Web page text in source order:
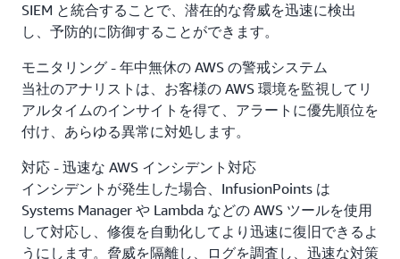
SIEM と統合することで、潜在的な脅威を迅速に検出
し、予防的に防御することができます。
モニタリング - 年中無休の AWS の警戒システム
当社のアナリストは、お客様の AWS 環境を監視してリ
アルタイムのインサイトを得て、アラートに優先順位を
付け、あらゆる異常に対処します。
対応 - 迅速な AWS インシデント対応
インシデントが発生した場合、InfusionPoints は
Systems Manager や Lambda などの AWS ツールを使用
して対応し、修復を自動化してより迅速に復旧できるよ
うにします。脅威を隔離し、ログを調査し、迅速な対策